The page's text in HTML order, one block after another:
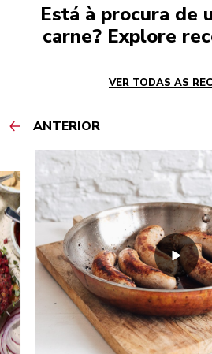
Está à procura de
carne? Explore
VER TODAS AS
ANTERIOR